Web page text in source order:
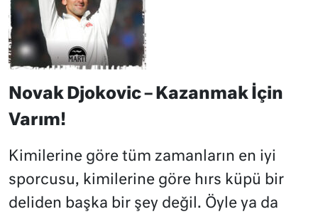
Novak Djokovic – Kazanmak İçin
Varım!
Kimilerine göre tüm zamanların en iyi
sporcusu, kimilerine göre hırs küpü bir
deliden başka bir şey değil. Öyle ya da